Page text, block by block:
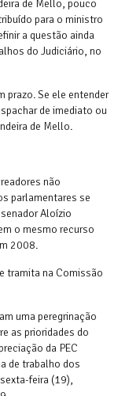
de Mello, pouco
para o ministro
a questão ainda
do Judiciário, no
prazo. Se ele entender
de imediato ou
de Mello.
não
parlamentares se
Aloízio
o mesmo recurso
2008.
tramita na Comissão
uma peregrinação
as prioridades do
da PEC
de trabalho dos
feira (19),